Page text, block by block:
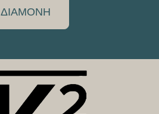
ΔΙΑΜΟΝΗ